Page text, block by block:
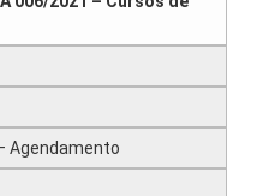
Agendamento